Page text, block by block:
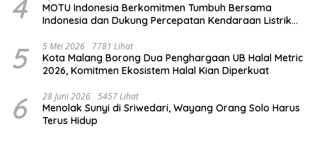
4
MOTU Indonesia Berkomitmen Tumbuh Bersama
Indonesia dan Dukung Percepatan Kendaraan Listrik
5 5 Mei 2026 7781 Lihat
Kota Malang Borong Dua Penghargaan UB Halal Metric
2026, Komitmen Ekosistem Halal Kian Diperkuat
6 28 Juni 2026 5457 Lihat
Menolak Sunyi di Sriwedari, Wayang Orang Solo Harus
Terus Hidup